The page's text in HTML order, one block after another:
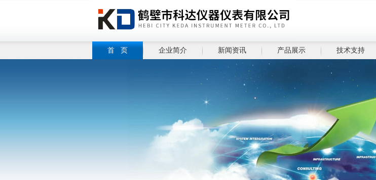
首 页 企业简介 新闻资讯 产品展示 技术支持